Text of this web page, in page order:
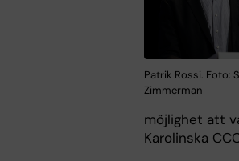
Patrik Rossi. Foto:
Zimmerman
möjlighet att
Karolinska